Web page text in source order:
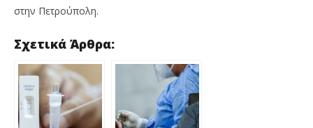
στην Πετρούπολη.
Σχετικά Άρθρα: